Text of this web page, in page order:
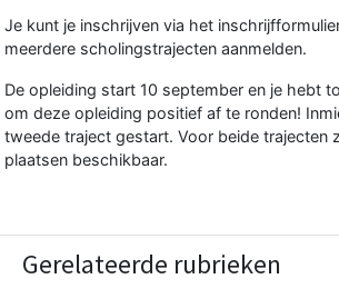
Je kunt je inschrijven via het
meerdere scholingstrajecten aanmelden.
De opleiding start 10 september en je hebt
om deze opleiding positief af te ronden!
tweede traject gestart. Voor beide trajecten
plaatsen beschikbaar.
Gerelateerde rubrieken